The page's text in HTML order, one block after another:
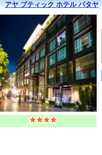
アヤ ブティック ホテル パタヤ